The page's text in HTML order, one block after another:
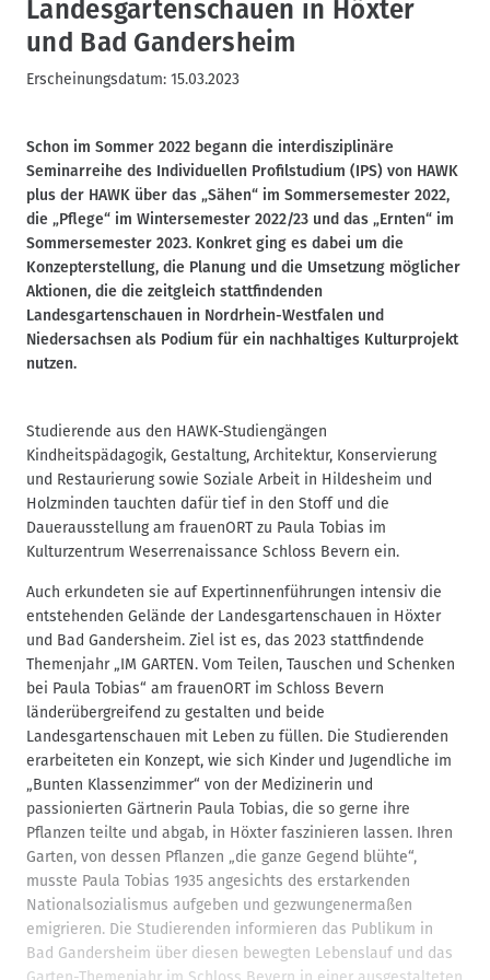
Landesgartenschauen in Höxter
und Bad Gandersheim
Erscheinungsdatum: 15.03.2023
Schon im Sommer 2022 begann die interdisziplinäre
Seminarreihe des Individuellen Profilstudium (IPS) von HAWK
plus der HAWK über das „Sähen“ im Sommersemester 2022,
die „Pflege“ im Wintersemester 2022/23 und das „Ernten“ im
Sommersemester 2023. Konkret ging es dabei um die
Konzepterstellung, die Planung und die Umsetzung möglicher
Aktionen, die die zeitgleich stattfindenden
Landesgartenschauen in Nordrhein-Westfalen und
Niedersachsen als Podium für ein nachhaltiges Kulturprojekt
nutzen.
Studierende aus den HAWK-Studiengängen
Kindheitspädagogik, Gestaltung, Architektur, Konservierung
und Restaurierung sowie Soziale Arbeit in Hildesheim und
Holzminden tauchten dafür tief in den Stoff und die
Dauerausstellung am frauenORT zu Paula Tobias im
Kulturzentrum Weserrenaissance Schloss Bevern ein.
Auch erkundeten sie auf Expertinnenführungen intensiv die
entstehenden Gelände der Landesgartenschauen in Höxter
und Bad Gandersheim. Ziel ist es, das 2023 stattfindende
Themenjahr „IM GARTEN. Vom Teilen, Tauschen und Schenken
bei Paula Tobias“ am frauenORT im Schloss Bevern
länderübergreifend zu gestalten und beide
Landesgartenschauen mit Leben zu füllen. Die Studierenden
erarbeiteten ein Konzept, wie sich Kinder und Jugendliche im
„Bunten Klassenzimmer“ von der Medizinerin und
passionierten Gärtnerin Paula Tobias, die so gerne ihre
Pflanzen teilte und abgab, in Höxter faszinieren lassen. Ihren
Garten, von dessen Pflanzen „die ganze Gegend blühte“,
musste Paula Tobias 1935 angesichts des erstarkenden
Nationalsozialismus aufgeben und gezwungenermaßen
emigrieren. Die Studierenden informieren das Publikum in
Bad Gandersheim über diesen bewegten Lebenslauf und das